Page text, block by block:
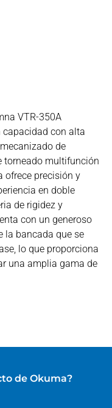
VTR-350A
capacidad con alta
de
torneado multifunción
ofrece precisión y
en doble
de rigidez y
con un generoso
la bancada que se
lo que proporciona
una amplia gama de
de Okuma?